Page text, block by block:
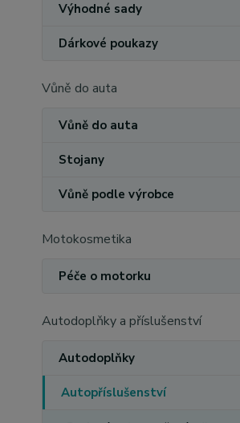
Výhodné sady
Dárkové poukazy
Vůně do auta
Vůně do auta
Stojany
Vůně podle výrobce
Motokosmetika
Péče o motorku
Autodoplňky a příslušenství
Autodoplňky
Autopříslušenství